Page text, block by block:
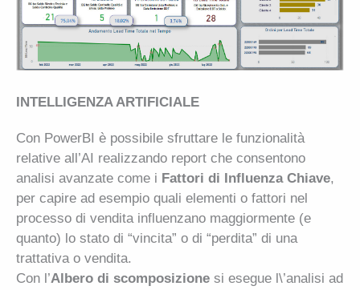
INTELLIGENZA ARTIFICIALE
Con PowerBI è possibile sfruttare le funzionalità
relative all’AI realizzando report che consentono
analisi avanzate come i Fattori di Influenza Chiave,
per capire ad esempio quali elementi o fattori nel
processo di vendita influenzano maggiormente (e
quanto) lo stato di “vincita” o di “perdita” di una
trattativa o vendita.
Con l’Albero di scomposizione si esegue l\’analisi ad